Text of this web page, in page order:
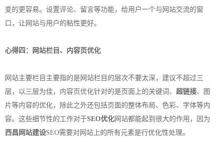
变的更容易。设置评论、留言等功能，给用户一个与网站交流的窗
口，让网站与用户的粘性更好。
心得四：网站栏目、内容页优化
网站主要栏目主要指的是网站栏目的层次不要太深，建议不超过三
层，以三层为佳，内容页优化针对的是页面上的关键词、 超链接、图
片等内容的优化，除此之外还包括页面的整体布局、色彩、字体等内
容。这些细节性的工作对于SEO优化网站都能起到很大的作用，因为
西昌网站建设SEO需要对网站上的所有元素是行优化性处理。